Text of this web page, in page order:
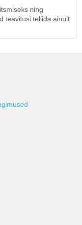
ning
teavitusi tellida ainult